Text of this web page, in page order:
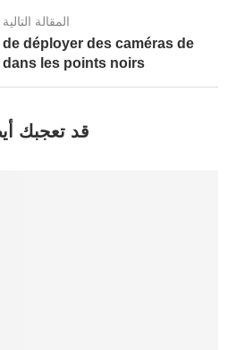
المقالة التالية
déployer des caméras de
les points noirs
قد تعجبك